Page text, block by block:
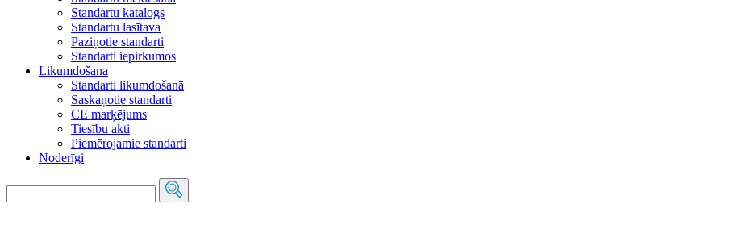
Standartu katalogs
Standartu lasītava
Paziņotie standarti
Standarti iepirkumos
Likumdošana
Standarti likumdošanā
Saskaņotie standarti
CE marķējums
Tiesību akti
Piemērojamie standarti
Noderīgi